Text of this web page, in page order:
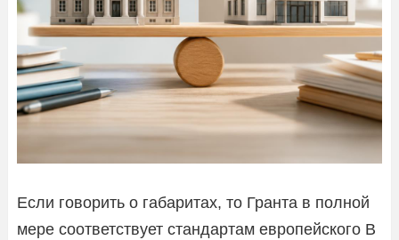
Если говорить о габаритах, то Гранта в полной
мере соответствует стандартам европейского B